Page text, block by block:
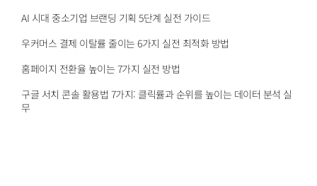
AI 시대 중소기업 브랜딩 기획 5단계 실전 가이드
우커머스 결제 이탈률 줄이는 6가지 실전 최적화 방법
홈페이지 전환율 높이는 7가지 실전 방법
구글 서치 콘솔 활용법 7가지: 클릭률과 순위를 높이는 데이터 분석 실
무